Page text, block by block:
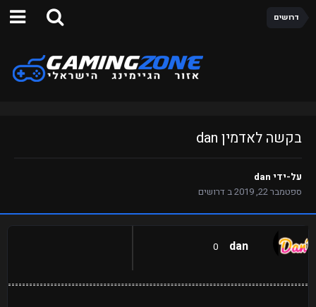
דרושים
בקשה לאדמין dan
על-ידי dan
ספטמבר 22, 2019
בדרושים
dan
0